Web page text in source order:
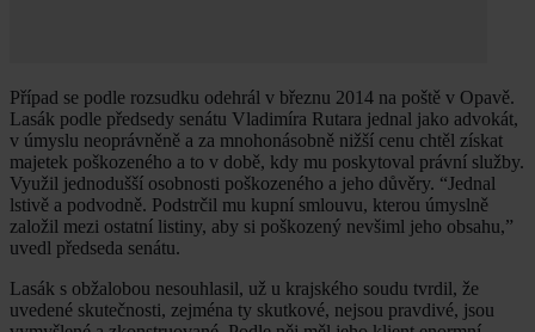
Případ se podle rozsudku odehrál v březnu 2014 na poště v Opavě.
Lasák podle předsedy senátu Vladimíra Rutara jednal jako advokát,
v úmyslu neoprávněně a za mnohonásobně nižší cenu chtěl získat
majetek poškozeného a to v době, kdy mu poskytoval právní služby.
Využil jednodušší osobnosti poškozeného a jeho důvěry. “Jednal
lstivě a podvodně. Podstrčil mu kupní smlouvu, kterou úmyslně
založil mezi ostatní listiny, aby si poškozený nevšiml jeho obsahu,”
uvedl předseda senátu.
Lasák s obžalobou nesouhlasil, už u krajského soudu tvrdil, že
uvedené skutečnosti, zejména ty skutkové, nejsou pravdivé, jsou